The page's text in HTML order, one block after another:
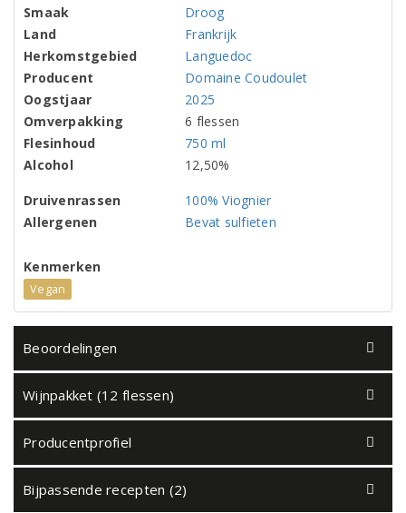
Smaak
Droog
Land
Frankrijk
Herkomstgebied
Languedoc
Producent
Domaine Coudoulet
Oogstjaar
2025
Omverpakking
6 flessen
Flesinhoud
750 ml
Alcohol
12,50%
Druivenrassen
100% Viognier
Allergenen
Bevat sulfieten
Kenmerken
Vegan
Beoordelingen
Wijnpakket (12 flessen)
Producentprofiel
Bijpassende recepten (2)